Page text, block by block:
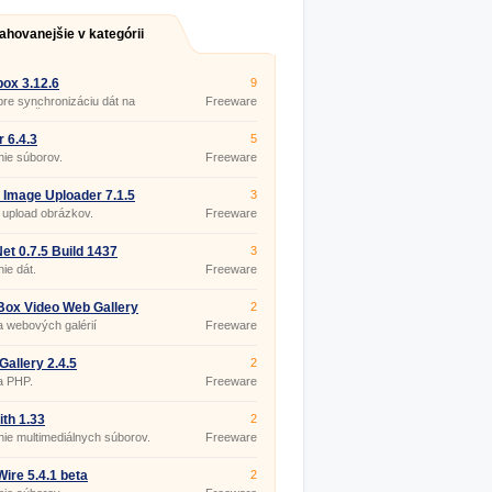
v kategórii
3.12.6
synchronizáciu dát na
úložisku.
9
Freeware
6.4.3
súborov.
5
Freeware
Image Uploader 7.1.5
obrázkov.
3
Freeware
0.7.5 Build 1437
dát.
3
Freeware
Video Web Gallery
2.1.7
webových galérií
2
Freeware
2.4.5
PHP.
2
Freeware
1.33
multimediálnych súborov.
2
Freeware
5.4.1 beta
2